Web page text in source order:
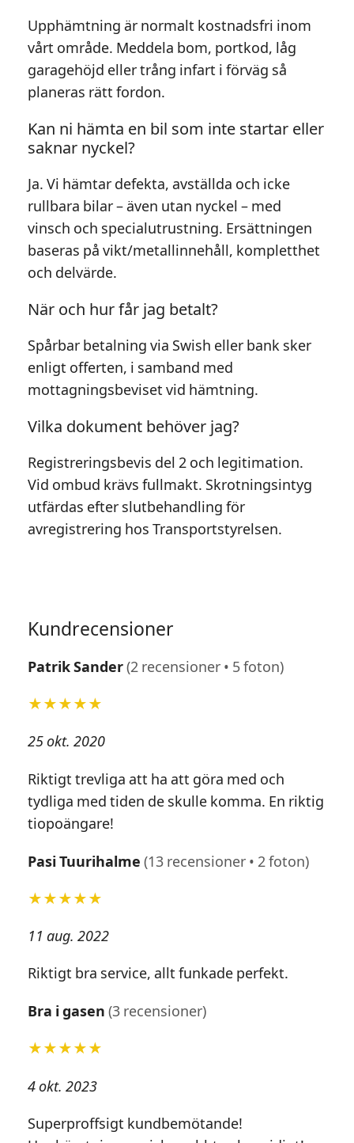
Upphämtning är normalt kostnadsfri inom
vårt område. Meddela bom, portkod, låg
garagehöjd eller trång infart i förväg så
planeras rätt fordon.
Kan ni hämta en bil som inte startar eller
saknar nyckel?
Ja. Vi hämtar defekta, avställda och icke
rullbara bilar – även utan nyckel – med
vinsch och specialutrustning. Ersättningen
baseras på vikt/metallinnehåll, kompletthet
och delvärde.
När och hur får jag betalt?
Spårbar betalning via Swish eller bank sker
enligt offerten, i samband med
mottagningsbeviset vid hämtning.
Vilka dokument behöver jag?
Registreringsbevis del 2 och legitimation.
Vid ombud krävs fullmakt. Skrotningsintyg
utfärdas efter slutbehandling för
avregistrering hos Transportstyrelsen.
Kundrecensioner
Patrik Sander(2 recensioner • 5 foton)
★★★★★
25 okt. 2020
Riktigt trevliga att ha att göra med och
tydliga med tiden de skulle komma. En riktig
tiopoängare!
Pasi Tuurihalme (13 recensioner • 2 foton)
★★★★★
11 aug. 2022
Riktigt bra service, allt funkade perfekt.
Bra i gasen (3 recensioner)
★★★★★
4 okt. 2023
Superproffsigt kundbemötande!